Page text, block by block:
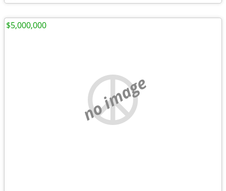
no image
$5,000,000